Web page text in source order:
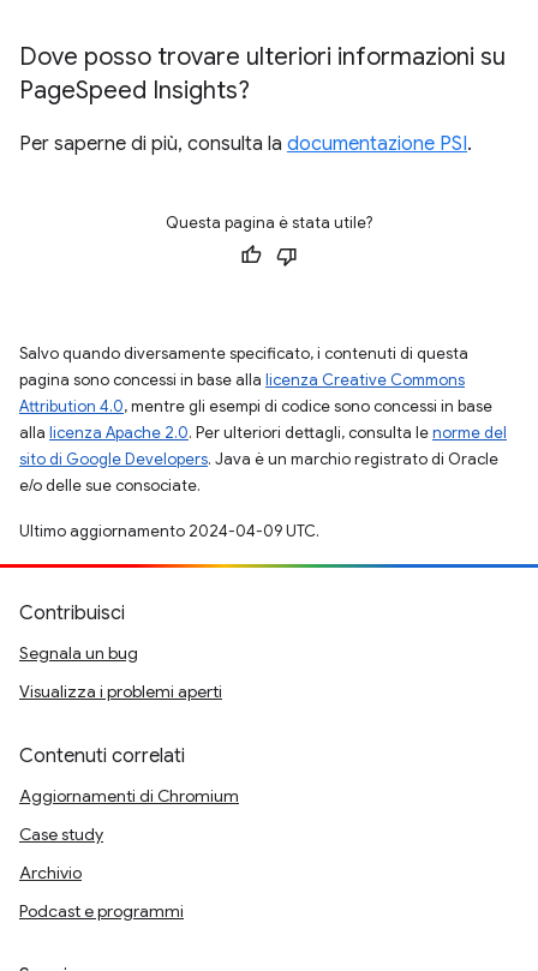
Dove posso trovare ulteriori informazioni su
PageSpeed Insights?
Per saperne di più, consulta la documentazione PSI.
Questa pagina è stata utile?
Salvo quando diversamente specificato, i contenuti di questa
pagina sono concessi in base alla licenza Creative Commons
Attribution 4.0, mentre gli esempi di codice sono concessi in base
alla licenza Apache 2.0. Per ulteriori dettagli, consulta lenorme del
sito di Google Developers. Java è un marchio registrato di Oracle
e/o delle sue consociate.
Ultimo aggiornamento 2024-04-09 UTC.
Contribuisci
Segnala un bug
Visualizza i problemi aperti
Contenuti correlati
Aggiornamenti di Chromium
Case study
Archivio
Podcast e programmi